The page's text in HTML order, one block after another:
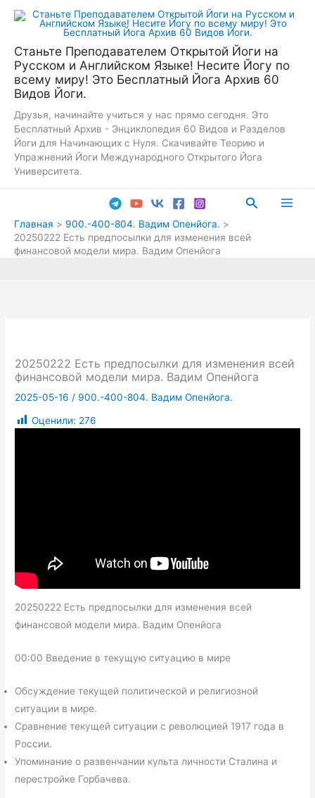
Перейти
Станьте Преподавателем Открытой Йоги на
Русском и Английском Языке! Несите Йогу по
всему миру! Это Бесплатный Йога Архив 60
Видов Йоги.
Друзья, начинайте учиться у нас прямо сегодня. Это
Бесплатный Архив - Энциклопедия 60 Видов и Разделов
Йоги для Начинающих с Нуля. Скачивайте Теорию и
Упражнений Йоги Международного Открытого Йога
Университета.
Поиск
Главная
900.-400-804. Вадим Опенйога.
20250222 Есть предпосылки для изменения всей
финансовой модели мира. Вадим Опенйога
20250222 Есть предпосылки для изменения всей
финансовой модели мира. Вадим Опенйога
2025-05-16 / 900.-400-804. Вадим Опенйога.
Оценили: 276
20250222 Есть предпосылки для изменения всей
финансовой модели мира. Вадим Опенйога
00:00 Введение в текущую ситуацию в мире
Обсуждение текущей политической и религиозной
ситуации в мире.
Сравнение текущей ситуации с революцией 1917 года в
России.
Упоминание о развенчании культа личности Сталина и
перестройке Горбачева.